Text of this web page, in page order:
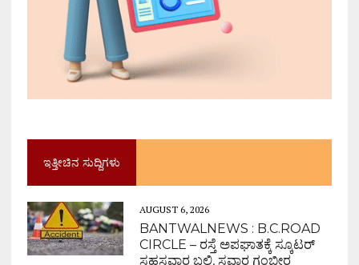
ಇತ್ತೀಚಿನ ಸುದ್ದಿಗಳು
AUGUST 6, 2026
BANTWALNEWS : B.C.ROAD
CIRCLE – ರಸ್ತೆ ಅಪಘಾತಕ್ಕೆ ಸ್ಕೂಟರ್
ಸಹಸವಾರ ಬಲಿ, ಸವಾರ ಗಂಭೀರ